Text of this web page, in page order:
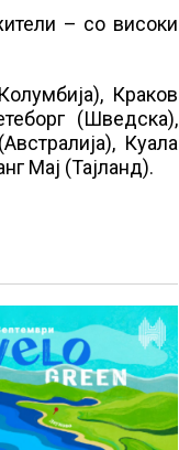
– со високи
Краков
(Шведска),
Куала
Мај (Тајланд).